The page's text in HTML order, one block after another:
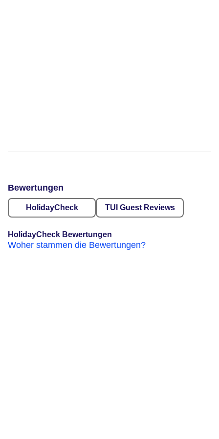
Bewertungen
HolidayCheck TUI Guest Reviews
HolidayCheck Bewertungen
Woher stammen die Bewertungen?